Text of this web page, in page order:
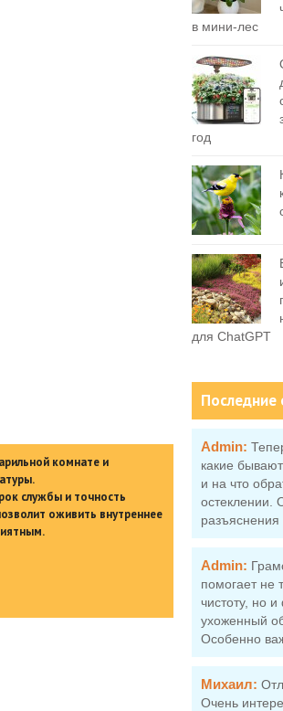
комнате и
службы и точность
оживить внутреннее
в мини-лес
год
для ChatGPT
Последние
Admin:
какие
и на что
остеклении.
разъяснения
Admin:
помогает не
чистоту, но
ухоженный
Особенно
Михаил:
Очень